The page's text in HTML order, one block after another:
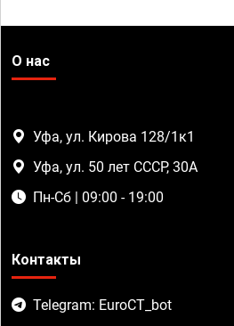
О нас
Уфа, ул. Кирова 128/1к1
Уфа, ул. 50 лет СССР, 30А
Пн-Сб | 09:00 - 19:00
Контакты
Telegram: EuroCT_bot